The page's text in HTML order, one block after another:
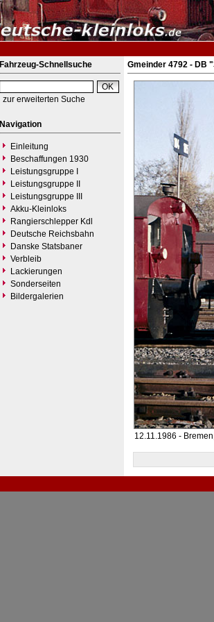
Fahrzeug-Schnellsuche
zur erweiterten Suche
Navigation
Einleitung
Beschaffungen 1930
Leistungsgruppe I
Leistungsgruppe II
Leistungsgruppe III
Akku-Kleinloks
Rangierschlepper Kdl
Deutsche Reichsbahn
Danske Statsbaner
Verbleib
Lackierungen
Sonderseiten
Bildergalerien
Gmeinder 4792 - DB
12.11.1986 -